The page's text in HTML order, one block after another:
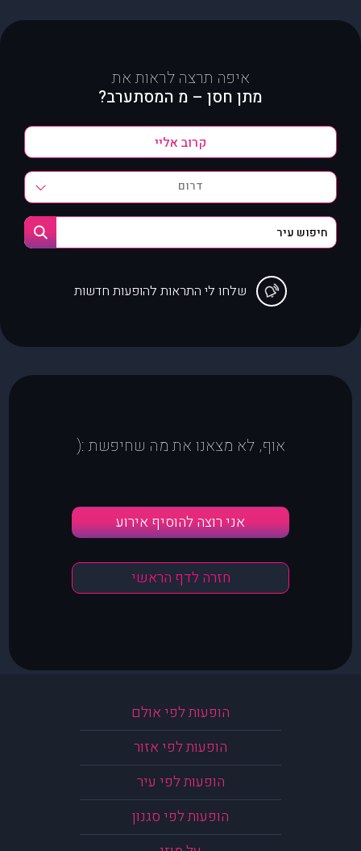
איפה תרצה לראות את
מתן חסן – מ המסתערב?
דרום
שלחו לי התראות להופעות חדשות
אוף, לא מצאנו את מה שחיפשת :(
אני רוצה להוסיף אירוע
חזרה לדף הראשי
הופעות לפי אולם
הופעות לפי אזור
הופעות לפי עיר
הופעות לפי סגנון